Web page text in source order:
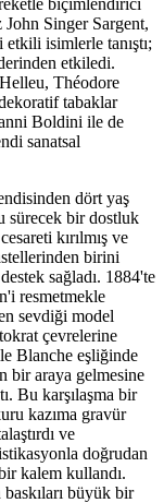
Singer Sargent,
isimlerle tanıştı;
etkiledi.
Théodore
tabaklar
Boldini ile de
sanatsal
dört yaş
sürecek bir dostluk
kırılmış ve
birini
sağladı. 1884'te
resmetmekle
sevdiği model
çevrelerine
Blanche eşliğinde
bir araya gelmesine
Bu karşılaşma bir
kazıma gravür
ve
doğrudan
kalem kullandı.
büyük bir